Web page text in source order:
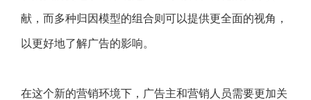
献，而多种归因模型的组合则可以提供更全面的视角，
以更好地了解广告的影响。
在这个新的营销环境下，广告主和营销人员需要更加关